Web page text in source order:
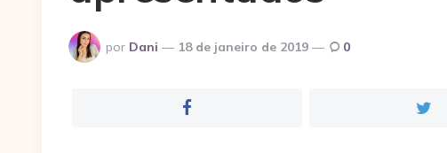
Postado
por
por Dani 18 de janeiro de 2019 0